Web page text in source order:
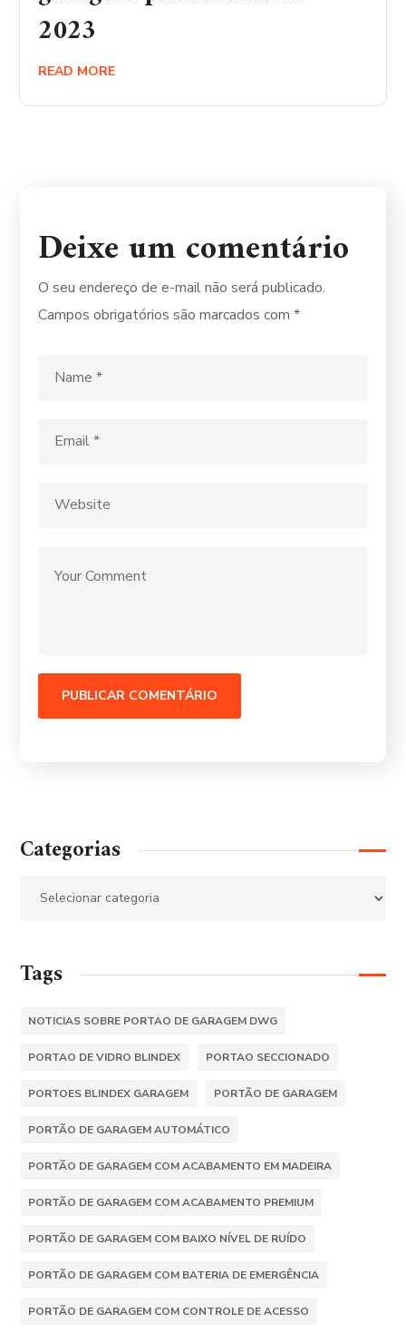
2023
READ MORE
Deixe um comentário
O seu endereço de e-mail não será publicado.
Campos obrigatórios são marcados com*
Categorias
Tags
NOTICIAS SOBRE PORTAO DE GARAGEM DWG
PORTAO DE VIDRO BLINDEX PORTAO SECCIONADO
PORTOES BLINDEX GARAGEM PORTÃO DE GARAGEM
PORTÃO DE GARAGEM AUTOMÁTICO
PORTÃO DE GARAGEM COM ACABAMENTO EM MADEIRA
PORTÃO DE GARAGEM COM ACABAMENTO PREMIUM
PORTÃO DE GARAGEM COM BAIXO NÍVEL DE RUÍDO
PORTÃO DE GARAGEM COM BATERIA DE EMERGÊNCIA
PORTÃO DE GARAGEM COM CONTROLE DE ACESSO